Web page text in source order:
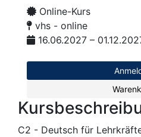
Online-Kurs
vhs - online
16.06.2027 –
C2 - Deutsch für